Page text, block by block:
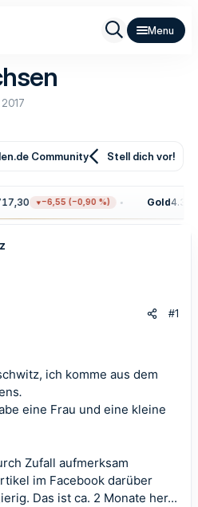
Community Stell dich vor!
−6,55 (−0,90 %) Gold
#1
ich komme aus dem
.
eine Frau und eine kleine
Zufall aufmerksam
im Facebook darüber
Das ist ca. 2 Monate her...